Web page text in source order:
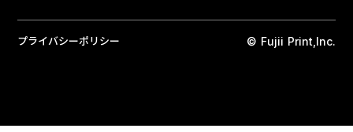
プライバシーポリシー © Fujii Print,Inc.